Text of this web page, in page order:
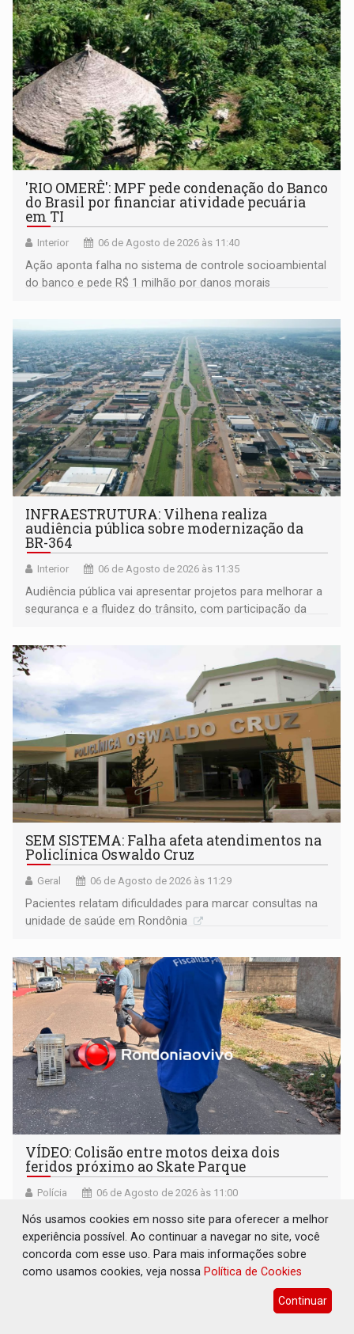
'RIO OMERÊ': MPF pede condenação do Banco
do Brasil por financiar atividade pecuária
em TI
Interior 06 de Agosto de 2026 às 11:40
Ação aponta falha no sistema de controle socioambiental
do banco e pede R$ 1 milhão por danos morais
INFRAESTRUTURA: Vilhena realiza
audiência pública sobre modernização da
BR-364
Interior 06 de Agosto de 2026 às 11:35
Audiência pública vai apresentar projetos para melhorar a
segurança e a fluidez do trânsito, com participação da
SEM SISTEMA: Falha afeta atendimentos na
Policlínica Oswaldo Cruz
Geral 06 de Agosto de 2026 às 11:29
Pacientes relatam dificuldades para marcar consultas na
unidade de saúde em Rondônia
VÍDEO: Colisão entre motos deixa dois
feridos próximo ao Skate Parque
Polícia 06 de Agosto de 2026 às 11:00
Homem que avançou a preferencial ficou em estado mais
grave
Nós usamos cookies em nosso site para oferecer a melhor
experiência possível. Ao continuar a navegar no site, você
concorda com esse uso. Para mais informações sobre
como usamos cookies, veja nossa Política de Cookies
Continuar